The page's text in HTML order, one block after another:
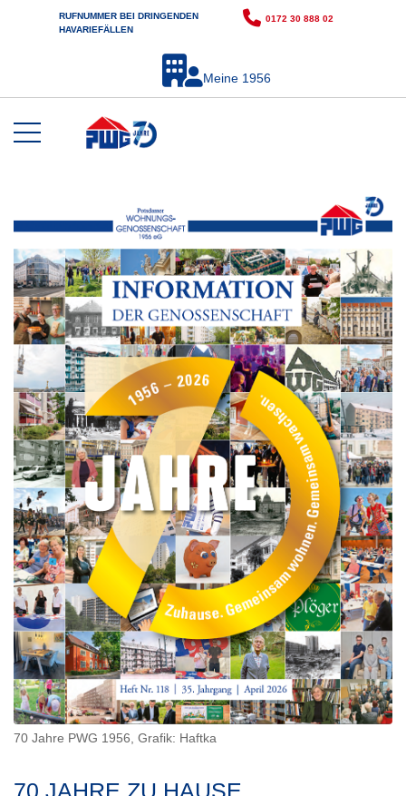
RUFNUMMER BEI DRINGENDEN
HAVARIEFÄLLEN
0172 30 888 02
Meine 1956
70 Jahre PWG 1956, Grafik: Haftka
70 JAHRE ZU HAUSE